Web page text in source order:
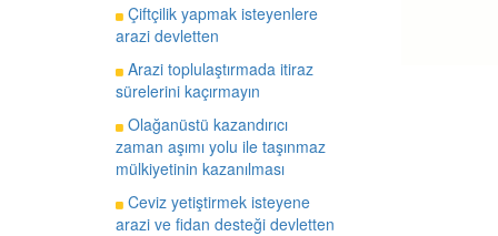
Çiftçilik yapmak isteyenlere
arazi devletten
Arazi toplulaştırmada itiraz
sürelerini kaçırmayın
Olağanüstü kazandırıcı
zaman aşımı yolu ile taşınmaz
mülkiyetinin kazanılması
Ceviz yetiştirmek isteyene
arazi ve fidan desteği devletten